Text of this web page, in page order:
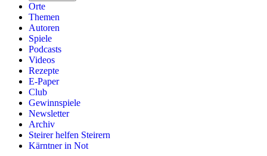
Orte
Themen
Autoren
Spiele
Podcasts
Videos
Rezepte
E-Paper
Club
Gewinnspiele
Newsletter
Archiv
Steirer helfen Steirern
Kärntner in Not